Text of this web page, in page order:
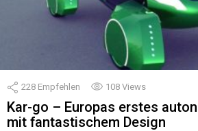
228 Empfehlen 108 Views
Kar-go – Europas erstes
mit fantastischem Design